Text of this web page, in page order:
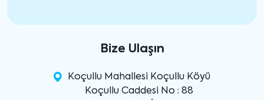
Bize Ulaşın
Koçullu Mahallesi Koçullu Köyü
Koçullu Caddesi No : 88